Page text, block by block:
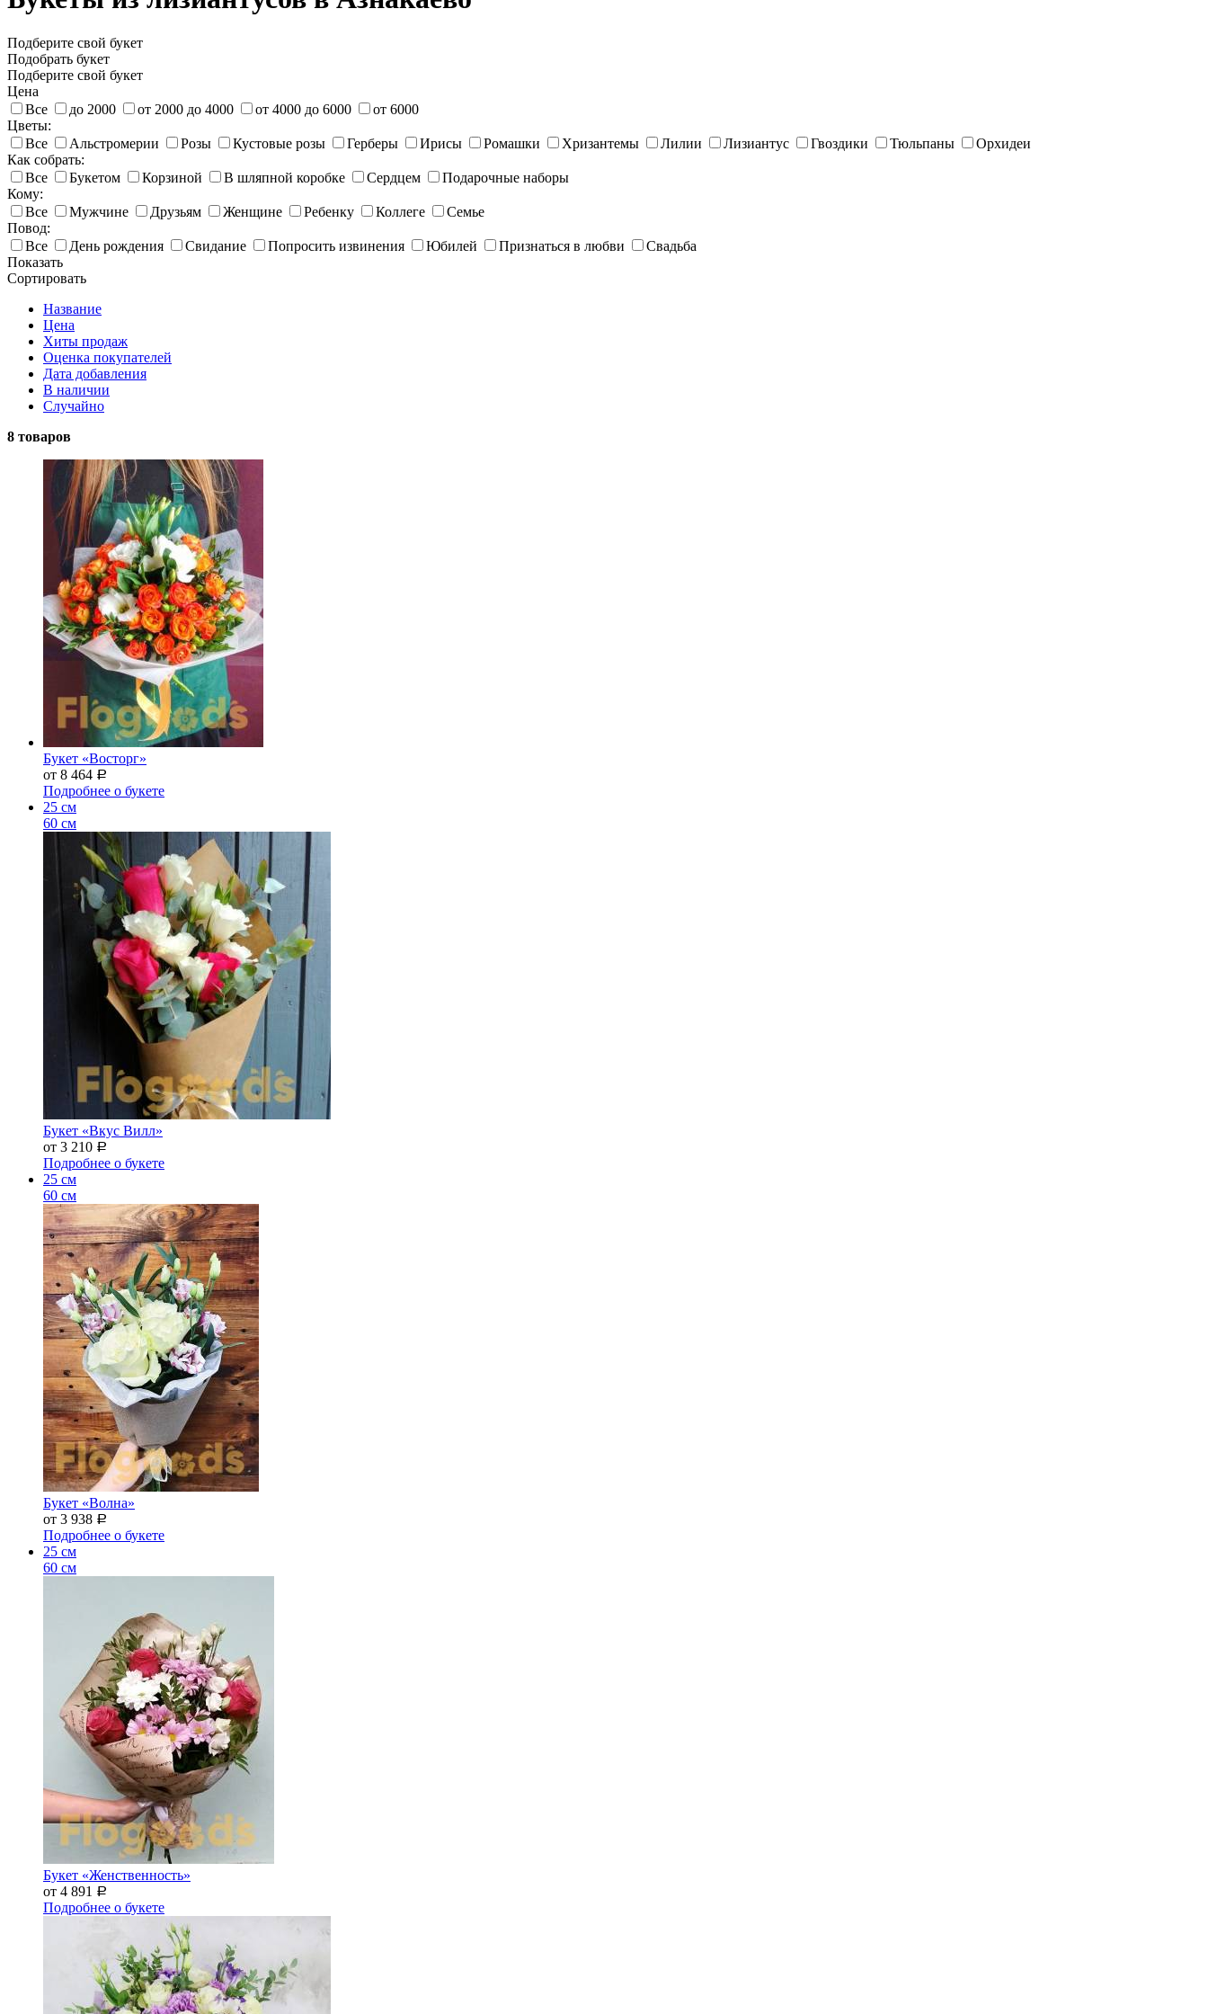
Подберите свой букет
Подобрать букет
Подберите свой букет
Цена
Все
до 2000 от 2000 до 4000 от 4000 до 6000
от 6000
Цветы:
Все
Альстромерии Розы Кустовые розы Герберы Ирисы Ромашки Хризантемы Лилии Лизиантус Гвоздики Тюльпаны
Орхидеи
Как собрать:
Все
Букетом Корзиной В шляпной коробке Сердцем
Подарочные наборы
Кому:
Все
Мужчине Друзьям Женщине Ребенку Коллеге
Семье
Повод:
Все
День рождения Свидание Попросить извинения Юбилей Признаться в любви
Свадьба
Показать
Сортировать
Название
Цена
Хиты продаж
Оценка покупателей
Дата добавления
В наличии
Случайно
8 товаров
Букет «Восторг»
от 8 464 Р
Подробнее о букете
25 см
60 см
Букет «Вкус Вилл»
от 3 210 Р
Подробнее о букете
25 см
60 см
Букет «Волна»
от 3 938 Р
Подробнее о букете
25 см
60 см
Букет «Женственность»
от 4 891
Р
Подробнее о букете